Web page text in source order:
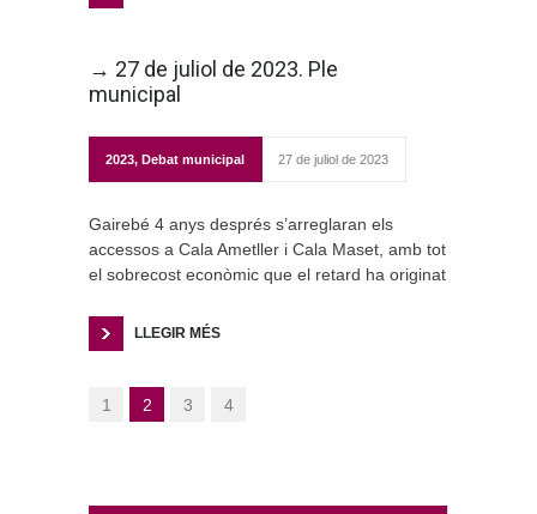
→ 27 de juliol de 2023. Ple
municipal
2023, Debat municipal 27 de juliol de 2023
Gairebé 4 anys després s’arreglaran els
accessos a Cala Ametller i Cala Maset, amb tot
el sobrecost econòmic que el retard ha originat
LLEGIR MÉS
1 2 3 4